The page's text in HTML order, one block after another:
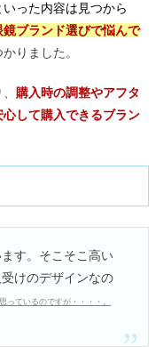
いった内容は見つから
ブランド選びで悩んで
りました。
購入時の調整やアフタ
して購入できるブラン
す。そこそこ高い
けのデザインなの
っているのですが・・・・。